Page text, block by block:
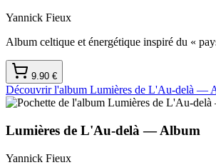
Yannick Fieux
Album celtique et énergétique inspiré du «
9.90 €
Découvrir l'album Lumières de L'Au-delà —
Lumières de L'Au-delà — Album
Yannick Fieux